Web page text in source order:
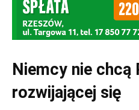
Niemcy nie chcą
rozwijającej się